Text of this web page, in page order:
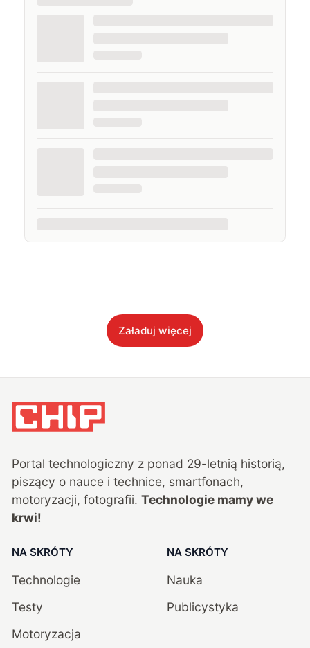
Załaduj więcej
Portal technologiczny z ponad 29-letnią historią,
piszący o nauce i technice, smartfonach,
motoryzacji, fotografii. Technologie mamy we
krwi!
NA SKRÓTY
Technologie
Testy
Motoryzacja
NA SKRÓTY
Nauka
Publicystyka